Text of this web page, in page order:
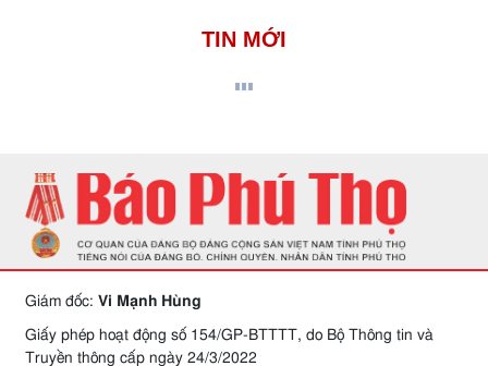
TIN MỚI
Giám đốc: Vi Mạnh Hùng
Giấy phép hoạt động số 154/GP-BTTTT, do Bộ Thông tin và
Truyền thông cấp ngày 24/3/2022